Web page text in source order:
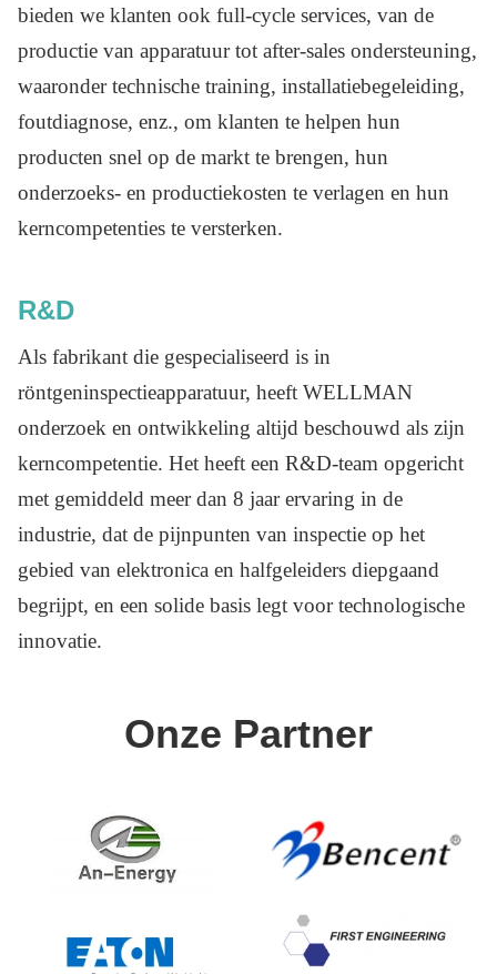
bieden we klanten ook full-cycle services, van de
productie van apparatuur tot after-sales ondersteuning,
waaronder technische training, installatiebegeleiding,
foutdiagnose, enz., om klanten te helpen hun
producten snel op de markt te brengen, hun
onderzoeks- en productiekosten te verlagen en hun
kerncompetenties te versterken.
R&D
Als fabrikant die gespecialiseerd is in
röntgeninspectieapparatuur, heeft WELLMAN
onderzoek en ontwikkeling altijd beschouwd als zijn
kerncompetentie. Het heeft een R&D-team opgericht
met gemiddeld meer dan 8 jaar ervaring in de
industrie, dat de pijnpunten van inspectie op het
gebied van elektronica en halfgeleiders diepgaand
begrijpt, en een solide basis legt voor technologische
innovatie.
Onze Partner